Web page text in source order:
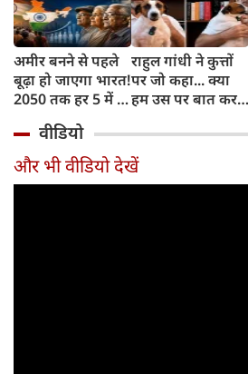
अमीर बनने से पहले
बूढ़ा हो जाएगा भारत!
2050 तक हर 5 में 1
साल से ज्यादा उम्र का
राहुल गांधी ने कुत्तों
पर जो कहा... क्या
हम उस पर बात कर
वीडियो
और भी वीडियो देखें